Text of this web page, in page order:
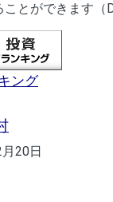
とができます（
ング
20日